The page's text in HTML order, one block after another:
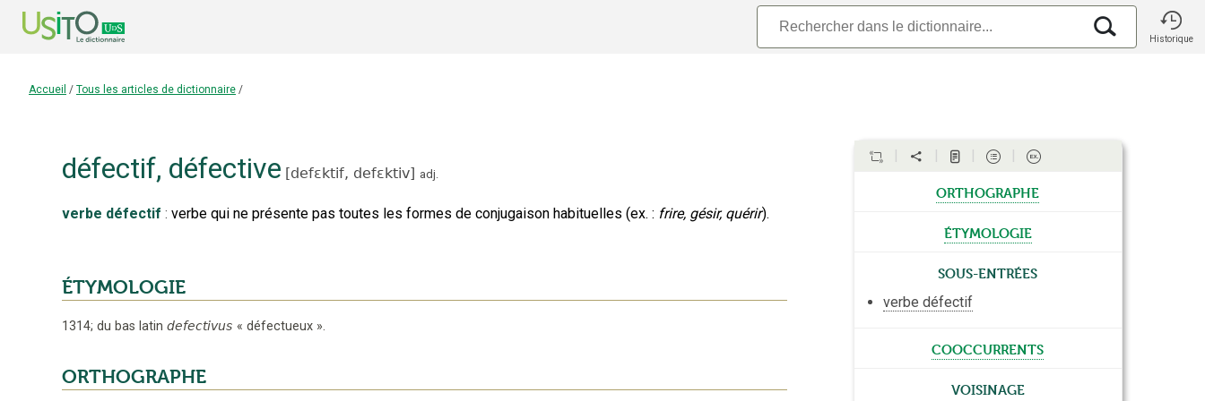
Historique
Accueil / Tous les articles de dictionnaire /
défectif, défective [defɛktif, defɛktiv] adj.
verbe défectif : verbe qui ne présente pas toutes les formes de conjugaison habituelles (ex. : frire, gésir, quérir).
ÉTYMOLOGIE
1314; du bas latin defectivus « défectueux ».
ORTHOGRAPHE
orthographe
étymologie
Sous-entrées
verbe défectif
cooccurrents
Voisinage